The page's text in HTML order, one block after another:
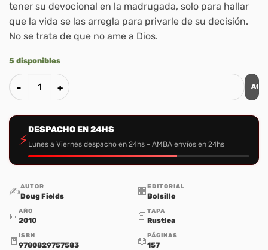
tener su devocional en la madrugada, solo para hallar
que la vida se las arregla para privarle de su decisión.
No se trata de que no ame a Dios.
5 disponibles
Recargado (Ed. Bolsillo) cantidad
⚡
DESPACHO EN 24HS
Lunes a Viernes despacho en 24hs - AMBA envíos en 24hs
✍️AUTOR
Doug Fields 🏢 EDITORIAL
Bolsillo
📅AÑO
2010 📕 TAPA
Rustica
🧾 ISBN
9780829757583 📖PÁGINAS
157